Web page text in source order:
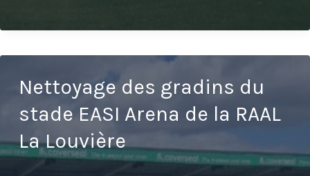
spots
lumineux
de
l’académie
de
la
Nettoyage des gradins du
stade EASI Arena de la RAAL
La Louvière